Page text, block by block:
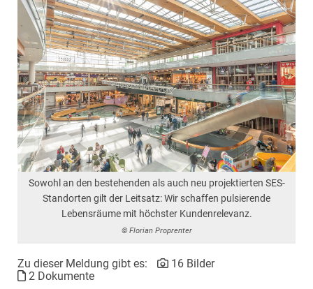
Sowohl an den bestehenden als auch neu projektierten SES-
Standorten gilt der Leitsatz: Wir schaffen pulsierende
Lebensräume mit höchster Kundenrelevanz.
© Florian Proprenter
Zu dieser Meldung gibt es:
16 Bilder
2 Dokumente